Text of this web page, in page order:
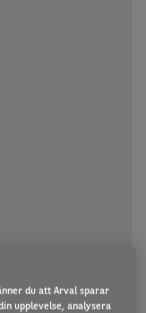
du att Arval sparar
upplevelse, analysera